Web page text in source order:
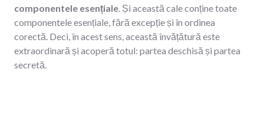
componentele esențiale. Și această cale conține toate
componentele esențiale, fără excepție și în ordinea
corectă. Deci, în acest sens, această învățătură este
extraordinară și acoperă totul: partea deschisă și partea
secretă.